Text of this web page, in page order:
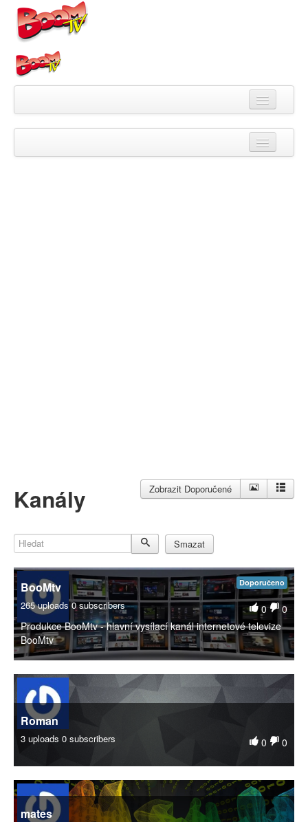
Kanály Zobrazit Doporučené
Hledat Smazat
Doporučeno
BooMtv
0 0
265 uploads 0 subscribers
Produkce BooMtv - hlavní vysílací kanál internetové televize
BooMtv
Roman
0 0
3 uploads 0 subscribers
mates